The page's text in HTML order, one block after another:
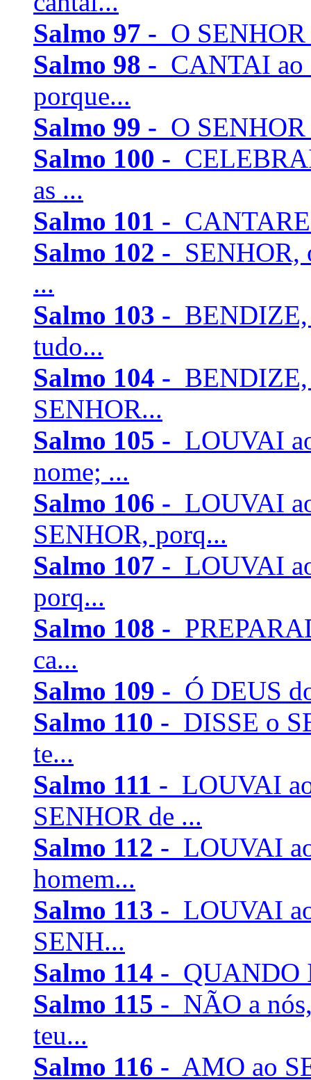
Salmo 97 - O SENHOR
Salmo 98 - CANTAI ao
porque...
Salmo 99 - O SENHOR
Salmo 100 -
as ...
Salmo 101 -
Salmo 102 - SENHOR,
...
Salmo 103 - BENDIZE,
tudo...
Salmo 104 - BENDIZE,
SENHOR...
Salmo 105 - LOUVAI
nome; ...
Salmo 106 - LOUVAI
SENHOR, porq...
Salmo 107 - LOUVAI
porq...
Salmo 108 -
ca...
Salmo 109 - Ó DEUS
Salmo 110 - DISSE o
te...
Salmo 111 - LOUVAI
SENHOR de ...
Salmo 112 - LOUVAI
homem...
Salmo 113 - LOUVAI
SENH...
Salmo 114 - QUANDO
Salmo 115 - NÃO a
teu...
Salmo 116 - AMO ao